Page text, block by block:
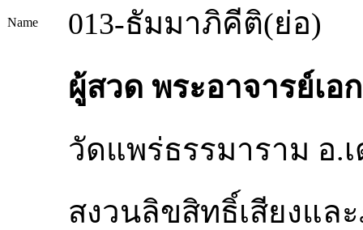
Name 013-ธัมมาภิคีติ(ย่อ)
ผู้สวด พระอาจารย์เอ
วัดแพร่ธรรมาราม อ.
สงวนลิขสิทธิ์เสียงแล